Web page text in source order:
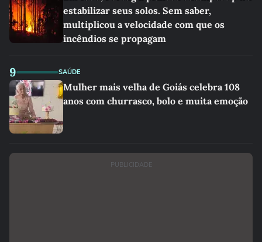
estabilizar seus solos. Sem saber,
multiplicou a velocidade com que os
incêndios se propagam
9 SAÚDE
Mulher mais velha de Goiás celebra 108
anos com churrasco, bolo e muita emoção
PUBLICIDADE